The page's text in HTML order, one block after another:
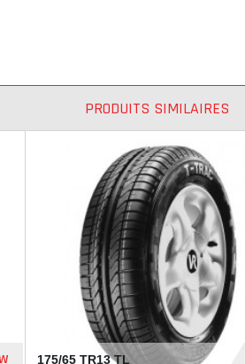
PRODUITS SIMILAIRES
175/65 TR13 TL